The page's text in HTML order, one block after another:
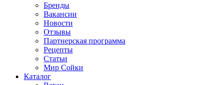
Бренды
Вакансии
Новости
Отзывы
Партнерская программа
Рецепты
Статьи
Мир Сойки
Каталог